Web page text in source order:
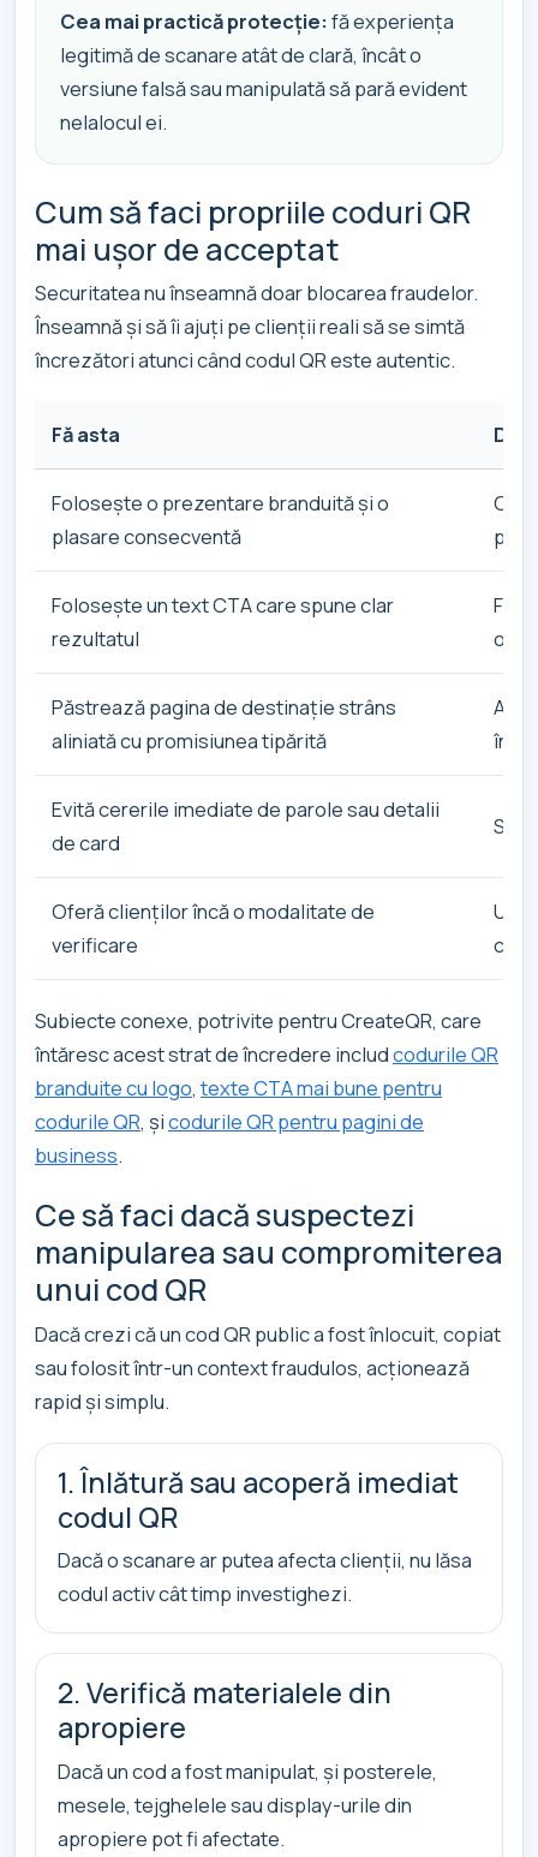
Cea mai practică protecție: fă experiența
legitimă de scanare atât de clară, încât o
versiune falsă sau manipulată să pară evident
nelalocul ei.
Cum să faci propriile coduri QR
mai ușor de acceptat
Securitatea nu înseamnă doar blocarea fraudelor.
Înseamnă și să îi ajuți pe clienții reali să se simtă
încrezători atunci când codul QR este autentic.
Fă asta De
Folosește o prezentare branduită și o
plasare consecventă
Folosește un text CTA care spune clar
rezultatul
Păstrează pagina de destinație strâns
aliniată cu promisiunea tipărită
Evită cererile imediate de parole sau detalii
de card
Oferă clienților încă o modalitate de
verificare
Un
Subiecte conexe, potrivite pentru CreateQR, care
întăresc acest strat de încredere includcodurile QR
branduite cu logo,texte CTA mai bune pentru
codurile QR, șicodurile QR pentru pagini de
business.
Ce să faci dacă suspectezi
manipularea sau compromiterea
unui cod QR
Dacă crezi că un cod QR public a fost înlocuit, copiat
sau folosit într-un context fraudulos, acționează
rapid și simplu.
1. Înlătură sau acoperă imediat
codul QR
Dacă o scanare ar putea afecta clienții, nu lăsa
codul activ cât timp investighezi.
2. Verifică materialele din
apropiere
Dacă un cod a fost manipulat, și posterele,
mesele, tejghelele sau display-urile din
apropiere pot fi afectate.